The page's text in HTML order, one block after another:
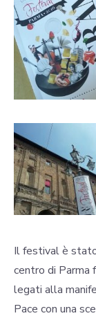
Il festival è
centro di
legati alla
Pace con una